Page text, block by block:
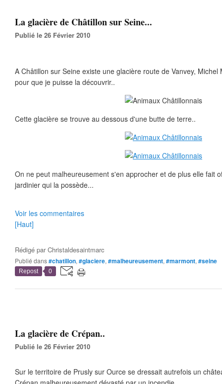
La glacière de Châtillon sur Seine...
Publié le 26 Février 2010
A Châtillon sur Seine existe une glacière route de Vanvey,
pour que je puisse la découvrir..
Cette glacière se trouve au dessous d'une butte de terre..
On ne peut malheureusement s'en approcher et de plus elle fait
jardinier qui la possède...
Voir les commentaires
[Haut]
Rédigé parChristaldesaintmarc
Publié dans#chatillon, #glaciere, #malheureusement, #marmont, #seine
Repost 0
La glacière de Crépan..
Publié le 26 Février 2010
Sur le territoire de Prusly sur Ource se dressait autrefois un